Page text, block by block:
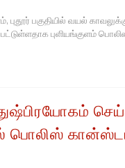
புதூர் பகுதியில் வயல்
புளியங்குளம்
பொலிஸ்